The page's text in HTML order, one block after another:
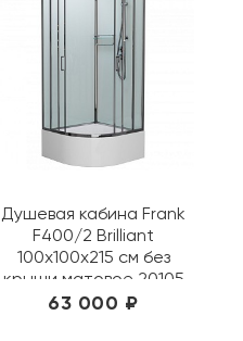
Душевая кабина Frank
F400/2 Brilliant
100х100х215 см без
крыши матовое 20105
63 000 ₽